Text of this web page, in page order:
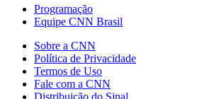
Programação
Equipe CNN Brasil
Sobre a CNN
Política de Privacidade
Termos de Uso
Fale com a CNN
Distribuição do Sinal